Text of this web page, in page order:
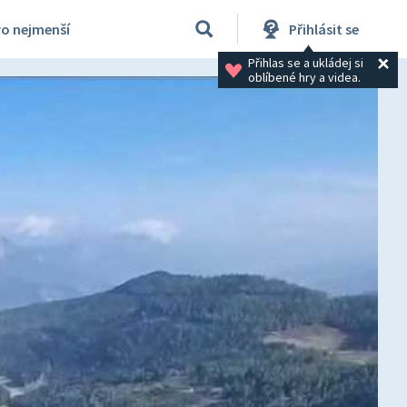
nejmenší Přihlásit se
Přihlas se a ukládej si
oblíbené hry a videa.